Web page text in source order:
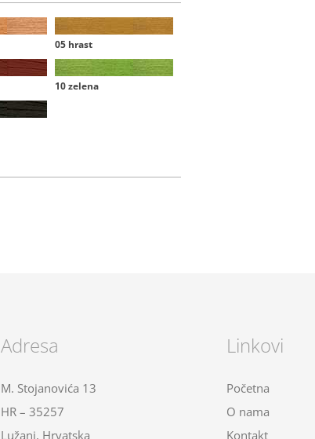
05 hrast
10 zelena
Adresa
M. Stojanovića 13
HR – 35257
Lužani, Hrvatska
Linkovi
Početna
O nama
Kontakt